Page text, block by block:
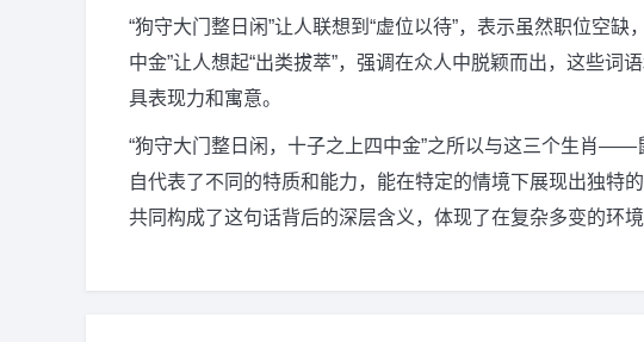
“狗守大门整日闲”让人联想到“虚位以待”，表示虽然职位空
中金”让人想起“出类拔萃”，强调在众人中脱颖而出，这些词
具表现力和寓意。
“狗守大门整日闲，十子之上四中金”之所以与这三个生肖
自代表了不同的特质和能力，能在特定的情境下展现出独特
共同构成了这句话背后的深层含义，体现了在复杂多变的环